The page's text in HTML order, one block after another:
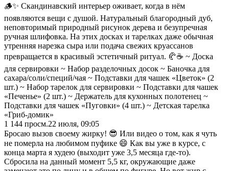
🪵✨ Скандинавский интерьер оживает, когда в нём
появляются вещи с душой. Натуральный благородный дуб,
неповторимый природный рисунок дерева и безупречная
ручная шлифовка. На этих досках и тарелках даже обычная
утренняя нарезка сыра или подача свежих круассанов
превращается в красивый эстетичный ритуал. 🥐☕️ ~ Доска
для сервировки ~ Набор разделочных досок ~ Баночка для
сахара/соли/специй/чая ~ Подставки для чашек «Цветок» (2
шт.) ~ Набор тарелок для сервировки ~ Подставки для чашек
«Печенье» (2 шт.) ~ Держатель для кухонных полотенец ~
Подставки для чашек «Пуговки» (4 шт.) ~ Детская тарелка
«Гриб-домик»
1 144 просм.22 июля, 09:05
Бросаю вызов своему жирку! 😎 Или видео о том, как я чуть
не померла на любимом пуфике 😄 Как вы уже в курсе, с
конца марта я худею (выходит уже 3,5 месяца где-то).
Сбросила на данный момент 5,5 кг, окружающие даже